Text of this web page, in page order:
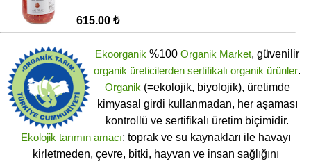
615.00 ₺
Ekoorganik %100 Organik Market, güvenilir
organik üreticilerden sertifikalı organik ürünler.
Organik (=ekolojik, biyolojik), üretimde
kimyasal girdi kullanmadan, her aşaması
kontrollü ve sertifikalı üretim biçimidir.
Ekolojik tarımın amacı; toprak ve su kaynakları ile havayı
kirletmeden, çevre, bitki, hayvan ve insan sağlığını